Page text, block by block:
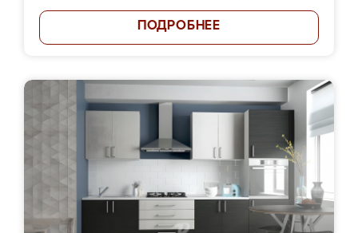
ПОДРОБНЕЕ